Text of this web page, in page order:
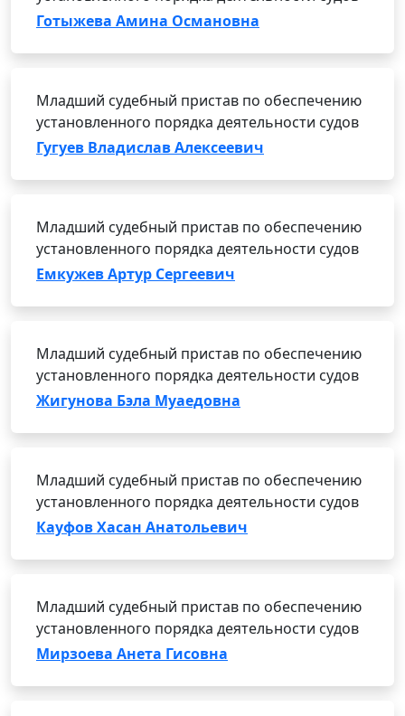
Готыжева Амина Османовна
Младший судебный пристав по обеспечению
установленного порядка деятельности судов
Гугуев Владислав Алексеевич
Младший судебный пристав по обеспечению
установленного порядка деятельности судов
Емкужев Артур Сергеевич
Младший судебный пристав по обеспечению
установленного порядка деятельности судов
Жигунова Бэла Муаедовна
Младший судебный пристав по обеспечению
установленного порядка деятельности судов
Кауфов Хасан Анатольевич
Младший судебный пристав по обеспечению
установленного порядка деятельности судов
Мирзоева Анета Гисовна